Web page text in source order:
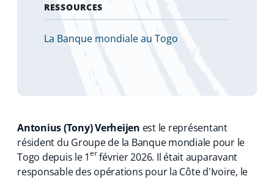
RESSOURCES
La Banque mondiale au Togo
Antonius (Tony) Verheijen est le représentant
résident du Groupe de la Banque mondiale pour le
Togo depuis le 1erfévrier 2026. Il était auparavant
responsable des opérations pour la Côte d'Ivoire, le